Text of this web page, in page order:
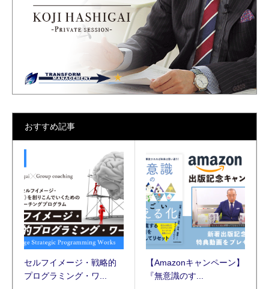
おすすめ記事
セルフイメージ・戦略的
プログラミング・ワ...
【Amazonキャンペーン】
『無意識のす...